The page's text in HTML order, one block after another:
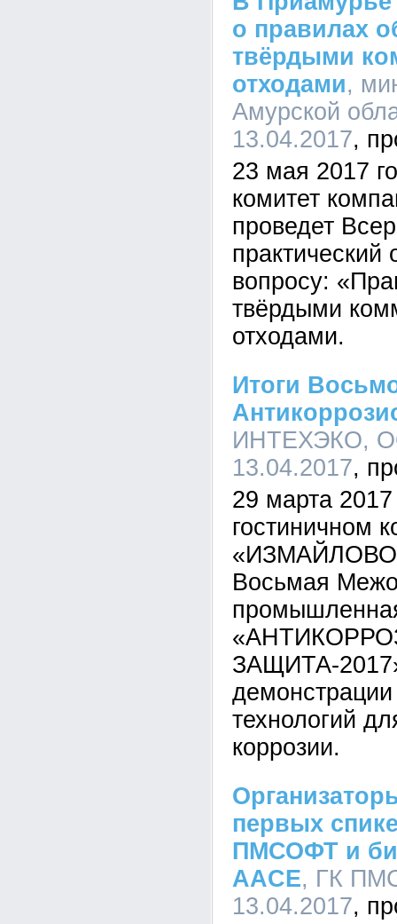
о правилах
твёрдыми
отходами,
Амурской
13.04.2017
23 мая 2017
комитет
проведет
вопросу:
твёрдыми
отходами.
Итоги
ИНТЕХЭКО,
13.04.2017
29 марта
гостиничном
Восьмая
ЗАЩИТА-
технологий
коррозии.
первых
ПМСОФТ и
AACE, ГК
13.04.2017